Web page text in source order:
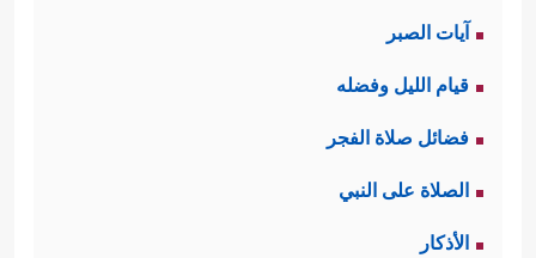
آيات الصبر
قيام الليل وفضله
فضائل صلاة الفجر
الصلاة على النبي
الأذكار